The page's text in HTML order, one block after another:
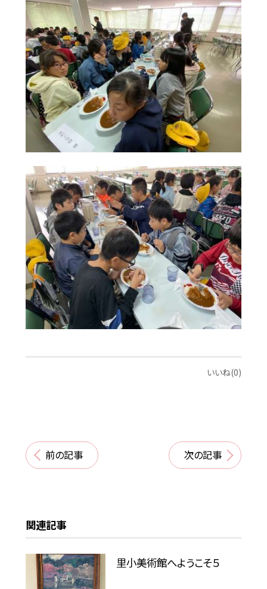
いいね(0)
前の記事 次の記事
関連記事
里小美術館へようこそ５